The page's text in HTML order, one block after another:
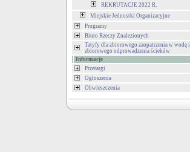
REKRUTACJE 2022 R.
Miejskie Jednostki Organizacyjne
Programy
Biuro Rzeczy Znalezionych
Tatyfy dla zbiorowego zaopatrzenia w wodę i
zbiorowego odprowadzenia ścieków
Informacje
Przetargi
Ogłoszenia
Obwieszczenia